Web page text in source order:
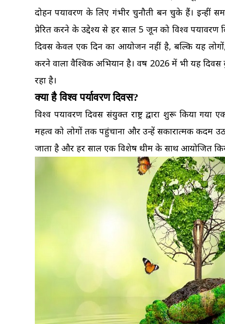
दोहन पर्यावरण के लिए गंभीर चुनौती बन चुके हैं। इन्हीं
प्रेरित करने के उद्देश्य से हर साल 5 जून को विश्व
दिवस केवल एक दिन का आयोजन नहीं है, बल्कि यह
करने वाला वैश्विक अभियान है। वर्ष 2026 में भी यह
रहा है।
क्या है विश्व पर्यावरण दिवस?
विश्व पर्यावरण दिवस संयुक्त राष्ट्र द्वारा शुरू किया
महत्व को लोगों तक पहुंचाना और उन्हें सकारात्मक कदम
जाता है और हर साल एक विशेष थीम के साथ आयोजित